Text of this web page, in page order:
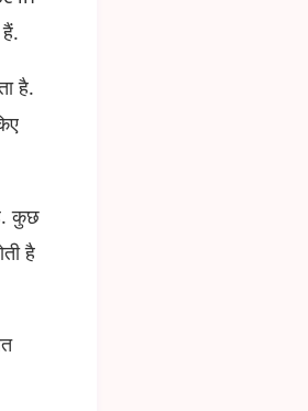
है.
कुछ
है